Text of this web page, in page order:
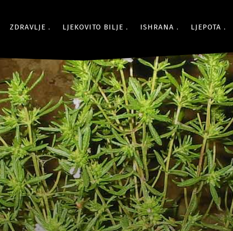
ZDRAVLJE LJEKOVITO BILJE ISHRANA LJEPOTA